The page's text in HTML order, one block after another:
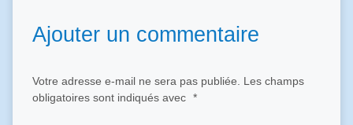
Ajouter un commentaire
Votre adresse e-mail ne sera pas publiée.
Les champs
obligatoires sont indiqués avec *